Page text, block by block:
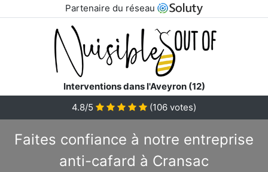
Partenaire du réseau
Interventions dans l'Aveyron (12)
4.8/5
(106 votes)
Faites confiance à notre entreprise
anti-cafard à Cransac